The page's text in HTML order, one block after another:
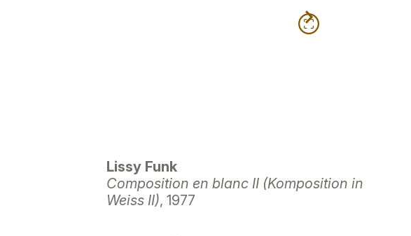
Lissy Funk
Composition en blanc II (Komposition in
Weiss II), 1977